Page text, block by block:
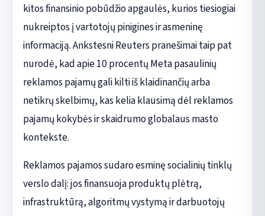
kitos finansinio pobūdžio apgaulės, kurios tiesiogiai
nukreiptos į vartotojų pinigines ir asmeninę
informaciją. Ankstesni Reuters pranešimai taip pat
nurodė, kad apie 10 procentų Meta pasaulinių
reklamos pajamų gali kilti iš klaidinančių arba
netikrų skelbimų, kas kelia klausimą dėl reklamos
pajamų kokybės ir skaidrumo globalaus masto
kontekste.
Reklamos pajamos sudaro esminę socialinių tinklų
verslo dalį: jos finansuoja produktų plėtrą,
infrastruktūrą, algoritmų vystymą ir darbuotojų